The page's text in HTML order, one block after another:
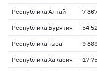
Республика Алтай 7 367
Республика Бурятия 54
Республика Тыва 9 889
Республика Хакасия 17